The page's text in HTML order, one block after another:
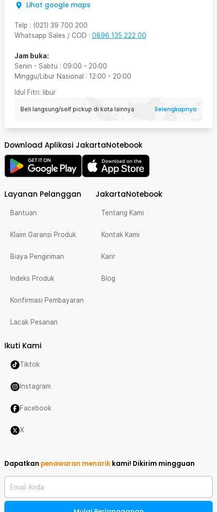
Lihat google maps
Telp : (021) 39 700 200
Whatsapp Sales / COD : 0896 135 222 00
Jam buka:
Senin - Sabtu : 09:00 - 20:00
Minggu/Libur Nasional : 12:00 - 20:00
Idul Fitri: libur
Beli langsung/self pickup di kota lainnya Selengkapnya
Download Aplikasi JakartaNotebook
Layanan Pelanggan
Bantuan
Klaim Garansi Produk
Biaya Pengiriman
Indeks Produk
Konfirmasi Pembayaran
Lacak Pesanan
JakartaNotebook
Tentang Kami
Kontak Kami
Karir
Blog
Ikuti Kami
Tiktok
Instagram
Facebook
X
Dapatkan penawaran menarik kami! Dikirim mingguan
Email Anda